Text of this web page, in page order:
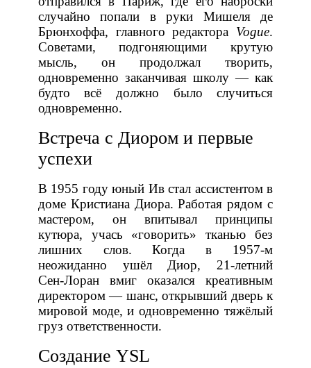
случайно попали в руки Мишеля де
Брюнхоффа, главного редактора Vogue.
Советами, подгоняющими крутую
мысль, он продолжал творить,
одновременно заканчивая школу — как
будто всё должно было случиться
одновременно.
Встреча с Диором и первые
успехи
В 1955 году юный Ив стал ассистентом в
доме Кристиана Диора. Работая рядом с
мастером, он впитывал принципы
кутюра, учась «говорить» тканью без
лишних слов. Когда в 1957‑м
неожиданно ушёл Диор, 21‑летний
Сен‑Лоран вмиг оказался креативным
директором — шанс, открывший дверь к
мировой моде, и одновременно тяжёлый
груз ответственности.
Создание YSL